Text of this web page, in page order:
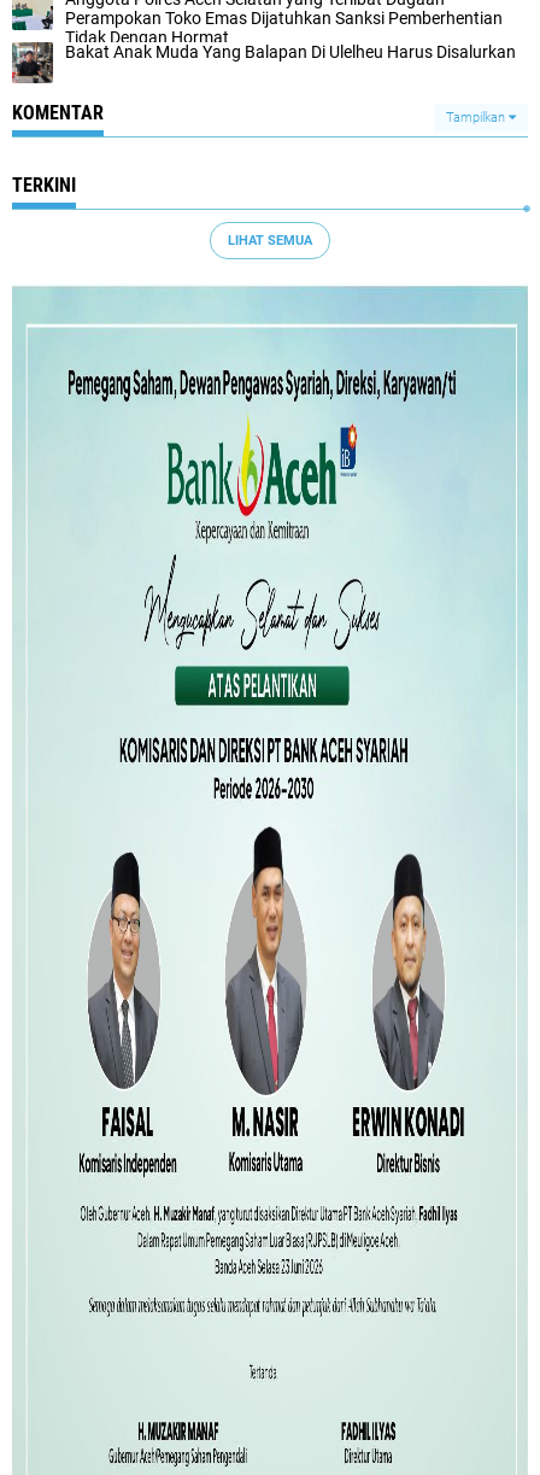
Perampokan Toko Emas Dijatuhkan Sanksi Pemberhentian
Tidak Dengan Hormat
Bakat Anak Muda Yang Balapan Di Ulelheu Harus Disalurkan
KOMENTAR Tampilkan
TERKINI
LIHAT SEMUA